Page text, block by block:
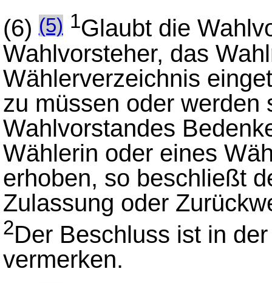
(6)(5) 1Glaubt die
Wahlvorsteher, das
Wählerverzeichnis
zu müssen oder werden
Wahlvorstandes
Wählerin oder eines
erhoben, so beschließt
Zulassung oder
2Der Beschluss ist in
vermerken.